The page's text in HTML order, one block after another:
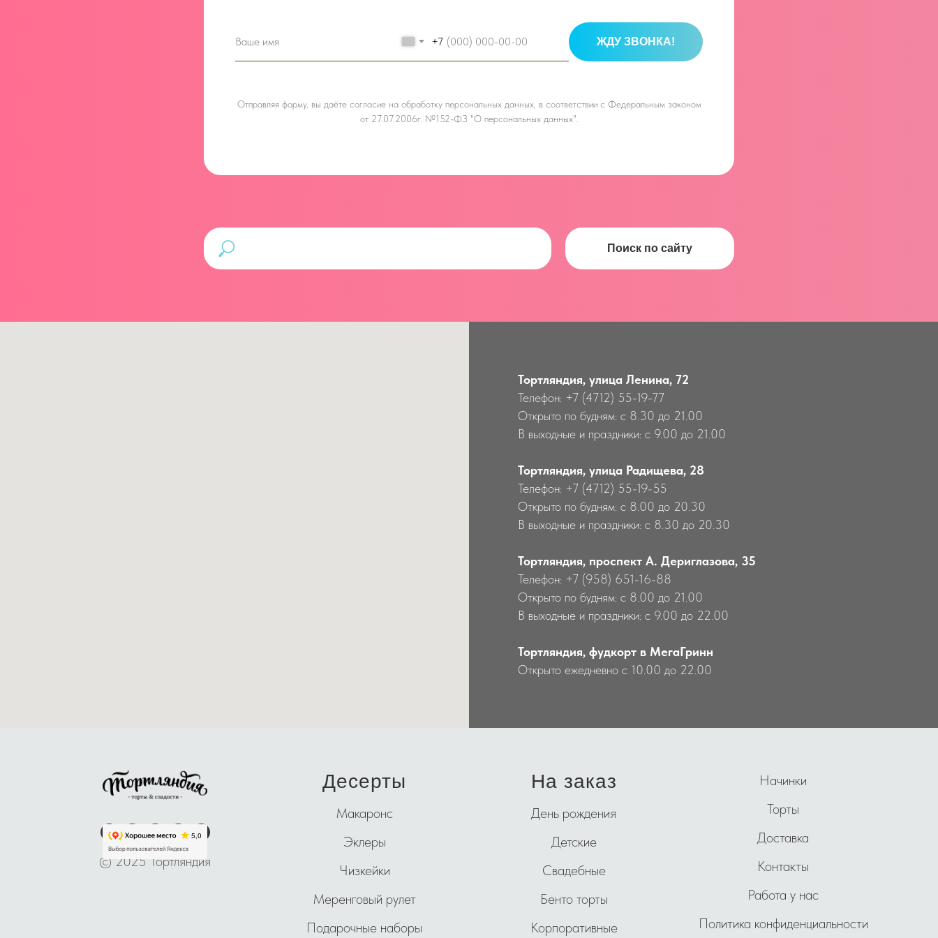
+7 ЖДУ ЗВОНКА!
Отправляя форму, вы даёте согласие на обработку персональных данных, в соответствии с Федеральным законом
от 27.07.2006г. №152-ФЗ "О персональных данных".
Поиск по сайту
Тортляндия, улица Ленина, 72
Телефон: +7 (4712) 55-19-77
Открыто по будням: с 8.30 до 21.00
В выходные и праздники: с 9.00 до 21.00
Тортляндия, улица Радищева, 28
Телефон: +7 (4712) 55-19-55
Открыто по будням: с 8.00 до 20.30
В выходные и праздники: с 8.30 до 20.30
Тортляндия, проспект А. Дериглазова, 35
Телефон: +7 (958) 651-16-88
Открыто по будням: с 8.00 до 21.00
В выходные и праздники: с 9.00 до 22.00
Тортляндия, фудкорт в МегаГринн
Открыто ежедневно с 10.00 до 22.00
© 2025 Тортляндия
Десерты
Макаронс
Эклеры
Чизкейки
Меренговый рулет
Подарочные наборы
На заказ
День рождения
Детские
Свадебные
Бенто торты
Корпоративные
Начинки
Торты
Доставка
Контакты
Работа у нас
Политика конфиденциальности